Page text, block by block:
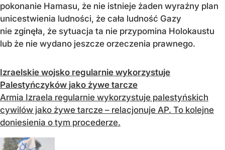
pokonanie Hamasu, że nie istnieje żaden wyraźny plan
unicestwienia ludności, że cała ludność Gazy
nie zginęła, że sytuacja ta nie przypomina Holokaustu
lub że nie wydano jeszcze orzeczenia prawnego.
Izraelskie wojsko regularnie wykorzystuje
Palestyńczyków jako żywe tarcze
Armia Izraela regularnie wykorzystuje palestyńskich
cywilów jako żywe tarcze – relacjonuje AP. To kolejne
doniesienia o tym procederze.